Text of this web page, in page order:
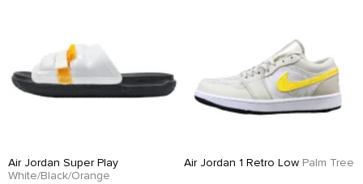
Air Jordan Super Play
White/Black/Orange
Air Jordan 1 Retro Low Palm Tree